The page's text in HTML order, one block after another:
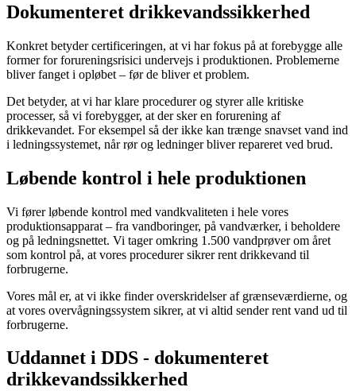
Dokumenteret drikkevandssikkerhed
Konkret betyder certificeringen, at vi har fokus på at forebygge alle
former for forureningsrisici undervejs i produktionen. Problemerne
bliver fanget i opløbet – før de bliver et problem.
Det betyder, at vi har klare procedurer og styrer alle kritiske
processer, så vi forebygger, at der sker en forurening af
drikkevandet. For eksempel så der ikke kan trænge snavset vand ind
i ledningssystemet, når rør og ledninger bliver repareret ved brud.
Løbende kontrol i hele produktionen
Vi fører løbende kontrol med vandkvaliteten i hele vores
produktionsapparat – fra vandboringer, på vandværker, i beholdere
og på ledningsnettet. Vi tager omkring 1.500 vandprøver om året
som kontrol på, at vores procedurer sikrer rent drikkevand til
forbrugerne.
Vores mål er, at vi ikke finder overskridelser af grænseværdierne, og
at vores overvågningssystem sikrer, at vi altid sender rent vand ud til
forbrugerne.
Uddannet i DDS - dokumenteret
drikkevandssikkerhed